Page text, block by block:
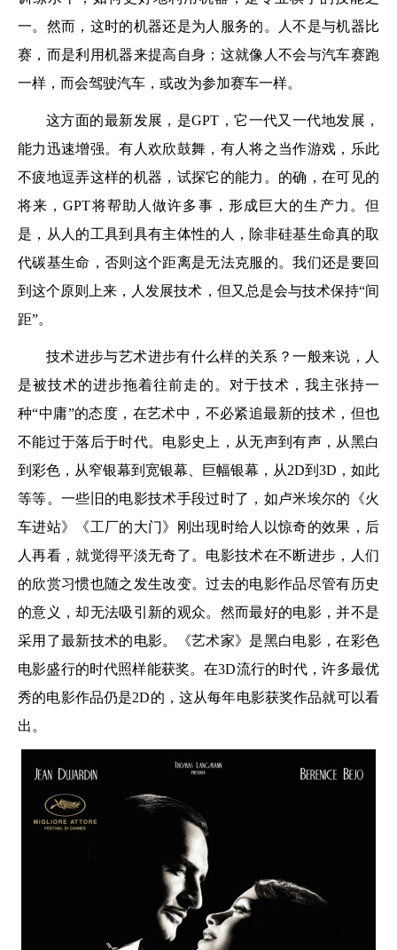
一。然而，这时的机器还是为人服务的。人不是与机器比
赛，而是利用机器来提高自身；这就像人不会与汽车赛跑
一样，而会驾驶汽车，或改为参加赛车一样。
这方面的最新发展，是GPT，它一代又一代地发展，
能力迅速增强。有人欢欣鼓舞，有人将之当作游戏，乐此
不疲地逗弄这样的机器，试探它的能力。的确，在可见的
将来，GPT将帮助人做许多事，形成巨大的生产力。但
是，从人的工具到具有主体性的人，除非硅基生命真的取
代碳基生命，否则这个距离是无法克服的。我们还是要回
到这个原则上来，人发展技术，但又总是会与技术保持“间
距”。
技术进步与艺术进步有什么样的关系？一般来说，人
是被技术的进步拖着往前走的。对于技术，我主张持一
种“中庸”的态度，在艺术中，不必紧追最新的技术，但也
不能过于落后于时代。电影史上，从无声到有声，从黑白
到彩色，从窄银幕到宽银幕、巨幅银幕，从2D到3D，如此
等等。一些旧的电影技术手段过时了，如卢米埃尔的《火
车进站》《工厂的大门》刚出现时给人以惊奇的效果，后
人再看，就觉得平淡无奇了。电影技术在不断进步，人们
的欣赏习惯也随之发生改变。过去的电影作品尽管有历史
的意义，却无法吸引新的观众。然而最好的电影，并不是
采用了最新技术的电影。《艺术家》是黑白电影，在彩色
电影盛行的时代照样能获奖。在3D流行的时代，许多最优
秀的电影作品仍是2D的，这从每年电影获奖作品就可以看
出。